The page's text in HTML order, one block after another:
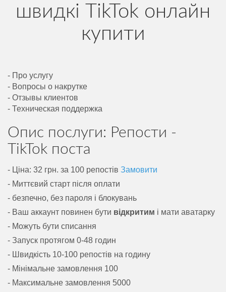
швидкі TikTok онлайн
купити
- Про услугу
- Вопросы о накрутке
- Отзывы клиентов
- Техническая поддержка
Опис послуги: Репости -
TikTok поста
- Ціна: 32 грн. за 100 репостів Замовити
- Миттєвий старт після оплати
- безпечно, без пароля і блокувань
- Ваш аккаунт повинен бути відкритим і мати аватарку
- Можуть бути списання
- Запуск протягом 0-48 годин
- Швидкість 10-100 репостів на годину
- Мінімальне замовлення 100
- Максимальне замовлення 5000